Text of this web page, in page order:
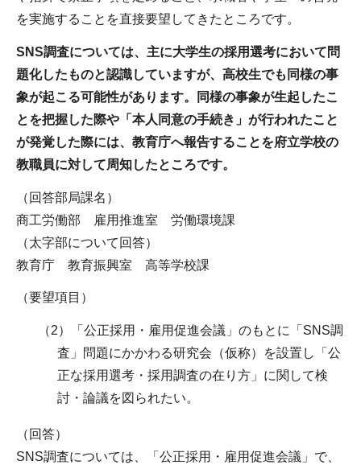
を実施することを直接要望してきたところです。
SNS調査については、主に大学生の採用選考において問
題化したものと認識していますが、高校生でも同様の事
象が起こる可能性があります。同様の事象が生起したこ
とを把握した際や「本人同意の手続き」が行われたこと
が発覚した際には、教育庁へ報告することを府立学校の
教職員に対して周知したところです。
（回答部局課名）
商工労働部 雇用推進室 労働環境課
（太字部について回答）
教育庁 教育振興室 高等学校課
（要望項目）
（2）「公正採用・雇用促進会議」のもとに「SNS調
査」問題にかかわる研究会（仮称）を設置し「公
正な採用選考・採用調査の在り方」に関して検
討・論議を図られたい。
（回答）
SNS調査については、「公正採用・雇用促進会議」で、